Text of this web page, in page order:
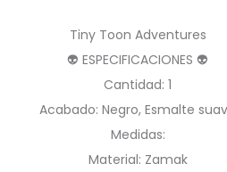
Tiny Toon Adventures
👽 ESPECIFICACIONES 👽
Cantidad: 1
Acabado: Negro, Esmalte
Medidas:
Material: Zamak